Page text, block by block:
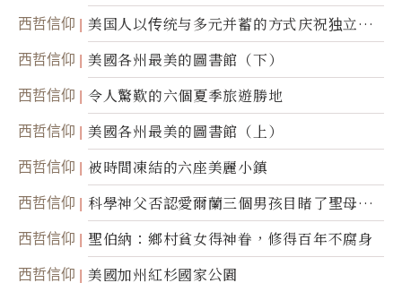
西哲信仰
美国人以传统与多元并蓄的方式庆祝独立日2
50周年
西哲信仰 美國各州最美的圖書館（下）
西哲信仰 令人驚歎的六個夏季旅遊勝地
西哲信仰 美國各州最美的圖書館（上）
西哲信仰 被時間凍結的六座美麗小鎮
西哲信仰
科學神父否認愛爾蘭三個男孩目睹了聖母顯
靈
西哲信仰 聖伯納：鄉村貧女得神眷，修得百年不腐身
西哲信仰 美國加州紅杉國家公園